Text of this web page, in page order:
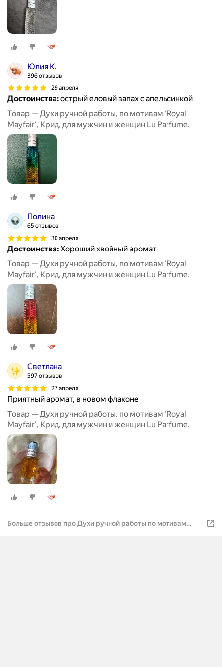
Юлия К.
396 отзывов
29 апреля
Достоинства:острый еловый запах с апельсинкой
Товар — Духи ручной работы, по мотивам 'Royal
Mayfair', Крид, для мужчин и женщин Lu Parfume.
Полина
65 отзывов
30 апреля
Достоинства:Хороший хвойный аромат
Товар — Духи ручной работы, по мотивам 'Royal
Mayfair', Крид, для мужчин и женщин Lu Parfume.
Светлана
597 отзывов
27 апреля
Приятный аромат, в новом флаконе
Товар — Духи ручной работы, по мотивам 'Royal
Mayfair', Крид, для мужчин и женщин Lu Parfume.
Больше отзывов про Духи ручной работы по мотивам